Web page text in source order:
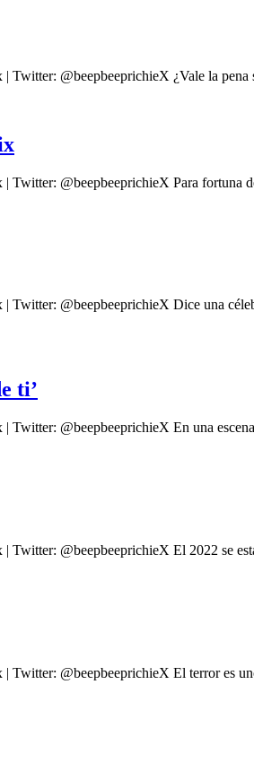
@beepbeeprichieX ¿Vale la
Twitter: @beepbeeprichieX Para
@beepbeeprichieX Dice una
ti’
@beepbeeprichieX En una
@beepbeeprichieX El 2022 se
@beepbeeprichieX El terror es